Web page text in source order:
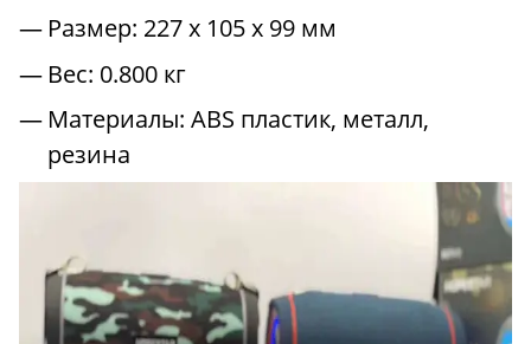
Размер: 227 х 105 х 99 мм
Вес: 0.800 кг
Материалы: ABS пластик, металл,
резина